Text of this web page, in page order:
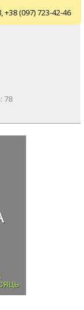
+38 (097) 723-42-46
78